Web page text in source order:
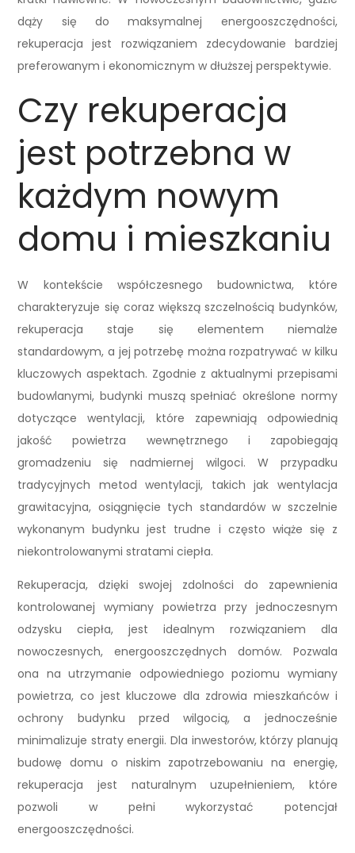
dąży się do maksymalnej energooszczędności,
rekuperacja jest rozwiązaniem zdecydowanie bardziej
preferowanym i ekonomicznym w dłuższej perspektywie.
Czy rekuperacja
jest potrzebna w
każdym nowym
domu i mieszkaniu
W kontekście współczesnego budownictwa, które
charakteryzuje się coraz większą szczelnością budynków,
rekuperacja staje się elementem niemalże
standardowym, a jej potrzebę można rozpatrywać w kilku
kluczowych aspektach. Zgodnie z aktualnymi przepisami
budowlanymi, budynki muszą spełniać określone normy
dotyczące wentylacji, które zapewniają odpowiednią
jakość powietrza wewnętrznego i zapobiegają
gromadzeniu się nadmiernej wilgoci. W przypadku
tradycyjnych metod wentylacji, takich jak wentylacja
grawitacyjna, osiągnięcie tych standardów w szczelnie
wykonanym budynku jest trudne i często wiąże się z
niekontrolowanymi stratami ciepła.
Rekuperacja, dzięki swojej zdolności do zapewnienia
kontrolowanej wymiany powietrza przy jednoczesnym
odzysku ciepła, jest idealnym rozwiązaniem dla
nowoczesnych, energooszczędnych domów. Pozwala
ona na utrzymanie odpowiedniego poziomu wymiany
powietrza, co jest kluczowe dla zdrowia mieszkańców i
ochrony budynku przed wilgocią, a jednocześnie
minimalizuje straty energii. Dla inwestorów, którzy planują
budowę domu o niskim zapotrzebowaniu na energię,
rekuperacja jest naturalnym uzupełnieniem, które
pozwoli w pełni wykorzystać potencjał
energooszczędności.